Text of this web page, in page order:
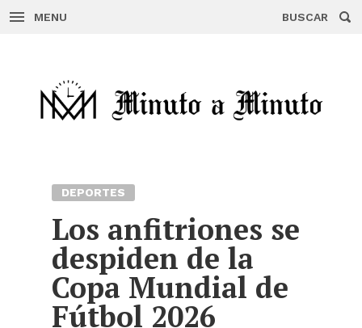
MENU BUSCAR
DEPORTES
Los anfitriones se
despiden de la
Copa Mundial de
Fútbol 2026